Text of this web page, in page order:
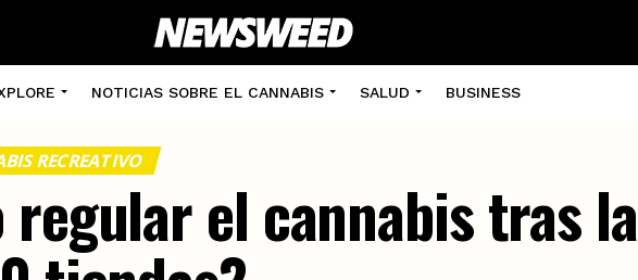
NOTICIAS SOBRE EL CANNABIS SALUD BUSINESS
RECREATIVO
regular el cannabis tras la